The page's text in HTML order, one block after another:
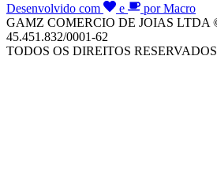
Desenvolvido com e
por Macro
GAMZ COMERCIO DE JOIAS LTDA
45.451.832/0001-62
TODOS OS DIREITOS RESERVADOS